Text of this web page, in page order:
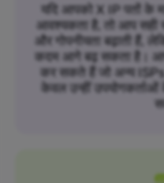
यदि आपको X IP पतों के
आवश्यकता है, तो आप सही
और गोपनीयता बढ़ाती हैं,
कदम आगे बढ़ सकता है। आप
कर सकते हैं जो अन्य ISPs
केवल उन्हीं